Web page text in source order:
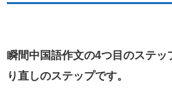
瞬間中国語作文の4つ目のステ
り直しのステップです。